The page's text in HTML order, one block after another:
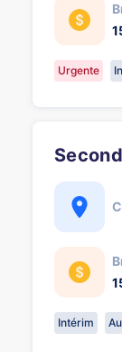
Urgente
Intérim